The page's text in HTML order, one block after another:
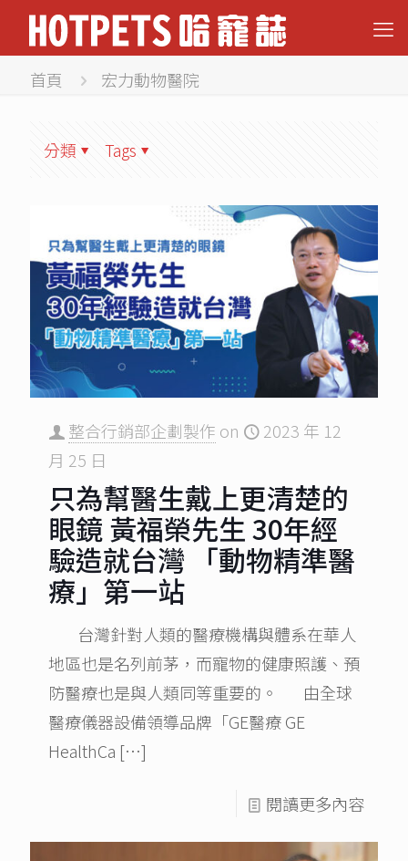
首頁 宏力動物醫院
分類 Tags
整合行銷部企劃製作 on
2023 年 12
月 25 日
只為幫醫生戴上更清楚的
眼鏡 黃福榮先生 30年經
驗造就台灣 「動物精準醫
療」第一站
台灣針對人類的醫療機構與體系在華人
地區也是名列前茅，而寵物的健康照護、預
防醫療也是與人類同等重要的。 由全球
醫療儀器設備領導品牌「GE醫療 GE
HealthCa […]
閱讀更多內容